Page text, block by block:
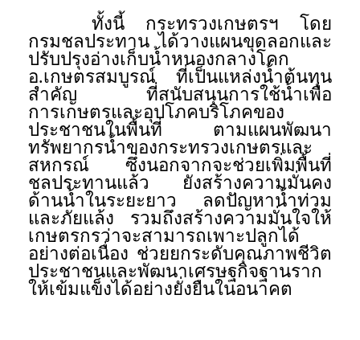
ทั้งนี้ กระทรวงเกษตรฯ โดย
กรมชลประทาน ได้วางแผนขุดลอกและ
ปรับปรุงอ่างเก็บน้ำหนองกลางโคก
อ.เกษตรสมบูรณ์ ที่เป็นแหล่งน้ำต้นทุน
สำคัญ ที่สนับสนุนการใช้น้ำเพื่อ
การเกษตรและอุปโภคบริโภคของ
ประชาชนในพื้นที่ ตามแผนพัฒนา
ทรัพยากรน้ำของกระทรวงเกษตรและ
สหกรณ์ ซึ่งนอกจากจะช่วยเพิ่มพื้นที่
ชลประทานแล้ว ยังสร้างความมั่นคง
ด้านน้ำในระยะยาว ลดปัญหาน้ำท่วม
และภัยแล้ง รวมถึงสร้างความมั่นใจให้
เกษตรกรว่าจะสามารถเพาะปลูกได้
อย่างต่อเนื่อง ช่วยยกระดับคุณภาพชีวิต
ประชาชนและพัฒนาเศรษฐกิจฐานราก
ให้เข้มแข็งได้อย่างยั่งยืนในอนาคต